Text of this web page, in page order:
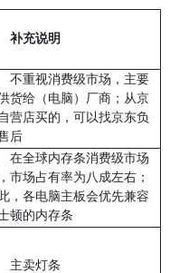
补充说明
不重视消费级市场，主要
货给（电脑）厂商；从京
营店买的，可以找京东负
后
在全球内存条消费级市场
市场占有率为八成左右；
，各电脑主板会优先兼容
顿的内存条
主卖灯条